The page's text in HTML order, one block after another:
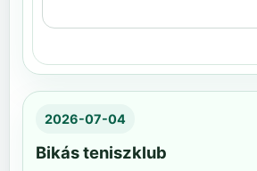
2026-07-04
Bikás teniszklub